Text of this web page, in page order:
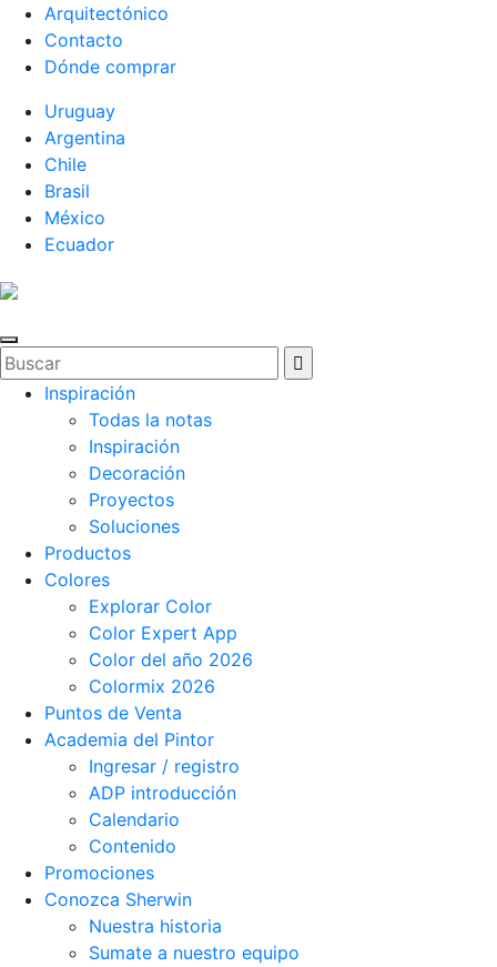
Arquitectónico
Contacto
Dónde comprar
Uruguay
Argentina
Chile
Brasil
México
Ecuador
Inspiración
Todas la notas
Inspiración
Decoración
Proyectos
Soluciones
Productos
Colores
Explorar Color
Color Expert App
Color del año 2026
Colormix 2026
Puntos de Venta
Academia del Pintor
Ingresar / registro
ADP introducción
Calendario
Contenido
Promociones
Conozca Sherwin
Nuestra historia
Sumate a nuestro equipo